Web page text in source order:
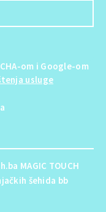
om i Google-om
usluge
MAGIC TOUCH
šehida bb